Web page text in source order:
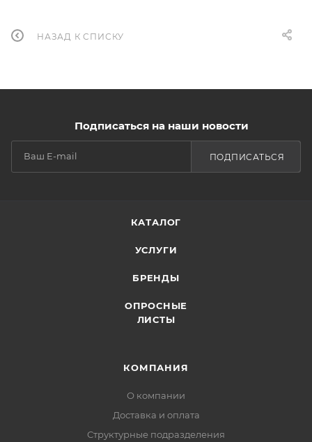
НАЗАД К СПИСКУ
Подписаться на наши новости
ПОДПИСАТЬСЯ
КАТАЛОГ
УСЛУГИ
БРЕНДЫ
ОПРОСНЫЕ
ЛИСТЫ
КОМПАНИЯ
О компании
Доставка и оплата
Структурные подразделения